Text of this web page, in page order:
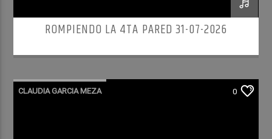
ROMPIENDO LA 4TA PARED 31-07-2026
CLAUDIA GARCIA MEZA 0